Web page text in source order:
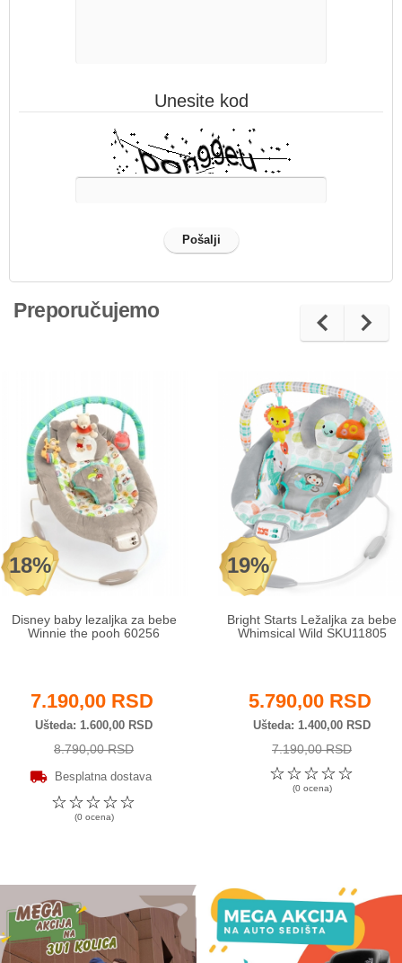
Unesite kod
Preporučujemo
18%
Disney baby lezaljka za bebe
Winnie the pooh 60256
7.190,00 RSD
Ušteda 1.600,00 RSD
8.790,00 RSD
Besplatna dostava
☆
☆
☆
☆
☆
(0 ocena)
19%
Bright Starts Ležaljka za bebe
Whimsical Wild SKU11805
5.790,00 RSD
Ušteda 1.400,00 RSD
7.190,00 RSD
☆
☆
☆
☆
☆
(0 ocena)